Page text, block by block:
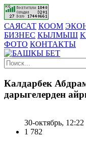
САЯСАТ КООМ
БИЗНЕС КЫЛМЫШ
ФОТО КОНТАКТЫ
Калдарбек
дарыгелерден
30-октябрь, 12:22
1 782